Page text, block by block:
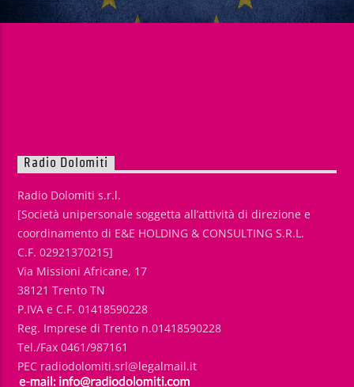
Radio Dolomiti
Radio Dolomiti s.r.l.
[Società unipersonale soggetta all’attività di direzione e
coordinamento di E&E HOLDING & CONSULTING S.R.L.
C.F. 02921370215]
Via Missioni Africane, 17
38121 Trento TN
P.IVA e C.F. 01418590228
Reg. Imprese di Trento n.01418590228
Tel./Fax 0461/987161
PEC radiodolomiti.srl@legalmail.it